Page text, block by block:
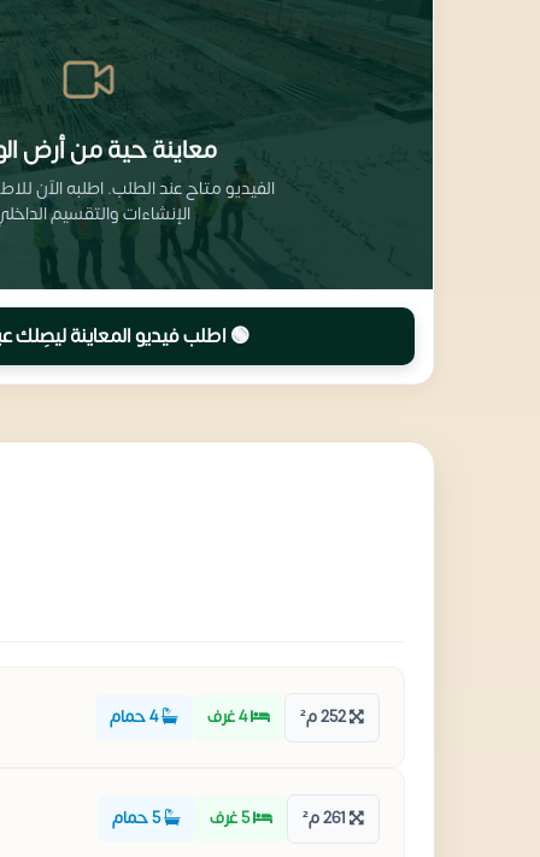
معاينة حية من أرض
الفيديو متاح عند الطلب. اطلبه الآن
الإنشاءات والتقسيم
🟢 اطلب فيديو المعاينة ليصِلك
252 م² 4 غرف 4 حمام
5 غرف 5 حمام